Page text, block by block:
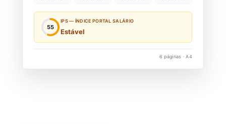
55
IPS — ÍNDICE PORTAL SALÁRIO
Estável
6 páginas · A4